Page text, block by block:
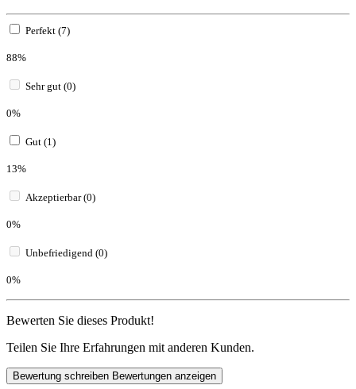
Perfekt (7)
88%
Sehr gut (0)
0%
Gut (1)
13%
Akzeptierbar (0)
0%
Unbefriedigend (0)
0%
Bewerten Sie dieses Produkt!
Teilen Sie Ihre Erfahrungen mit anderen Kunden.
Bewertung schreiben Bewertungen anzeigen